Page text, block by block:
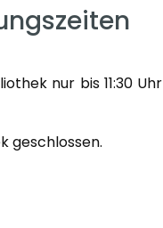
nur bis 11:30 Uhr
geschlossen.